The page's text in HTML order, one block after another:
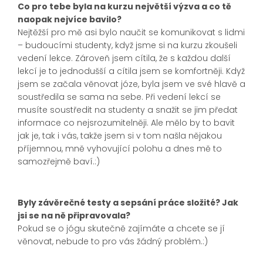
Co pro tebe byla na kurzu největší výzva a co tě
naopak nejvíce bavilo?
Nejtěžší pro mě asi bylo naučit se komunikovat s lidmi
– budoucími studenty, když jsme si na kurzu zkoušeli
vedení lekce. Zároveň jsem cítila, že s každou další
lekcí je to jednodušší a cítila jsem se komfortněji. Když
jsem se začala věnovat józe, byla jsem ve své hlavě a
soustředila se sama na sebe. Při vedení lekcí se
musíte soustředit na studenty a snažit se jim předat
informace co nejsrozumitelněji. Ale mělo by to bavit
jak je, tak i vás, takže jsem si v tom našla nějakou
příjemnou, mně vyhovující polohu a dnes mě to
samozřejmě baví.:)
Byly závěrečné testy a sepsání práce složité? Jak
jsi se na ně připravovala?
Pokud se o jógu skutečně zajímáte a chcete se jí
věnovat, nebude to pro vás žádný problém.:)